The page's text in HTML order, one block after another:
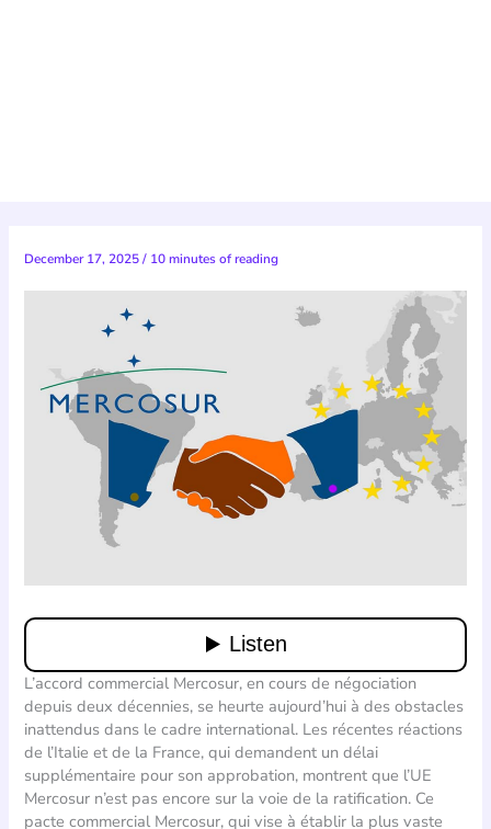
December 17, 2025/ 10 minutes of reading
L’accord commercial Mercosur, en cours de négociation
depuis deux décennies, se heurte aujourd’hui à des obstacles
inattendus dans le cadre international. Les récentes réactions
de l’Italie et de la France, qui demandent un délai
supplémentaire pour son approbation, montrent que l’UE
Mercosur n’est pas encore sur la voie de la ratification. Ce
pacte commercial Mercosur, qui vise à établir la plus vaste